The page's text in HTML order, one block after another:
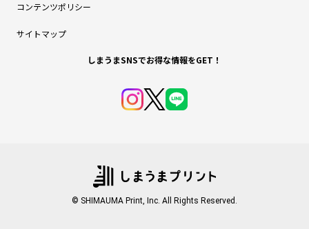
コンテンツポリシー
サイトマップ
しまうまSNSでお得な情報をGET！
© SHIMAUMA Print, Inc. All Rights Reserved.